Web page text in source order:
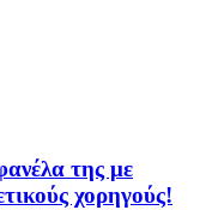
της με
χορηγούς!